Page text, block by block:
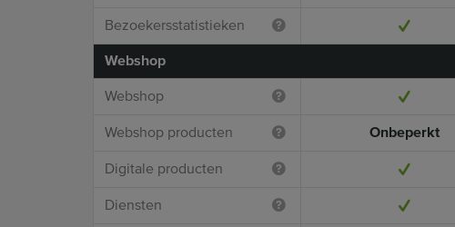
Bezoekersstatistieken
Webshop
Webshop
Webshop producten
Onbeperkt
Digitale producten
Diensten